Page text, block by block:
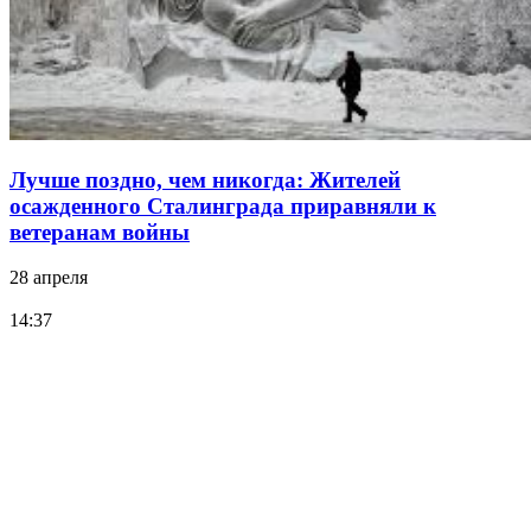
Лучше поздно, чем никогда: Жителей
осажденного Сталинграда приравняли к
ветеранам войны
28 апреля
14:37